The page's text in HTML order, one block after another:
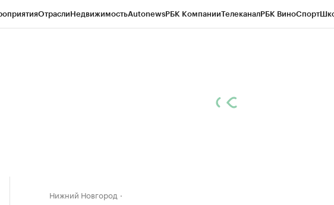
ОтраслиНедвижимостьAutonewsРБК КомпанииТелеканалРБК ВиноСпорт
Нижний Новгород